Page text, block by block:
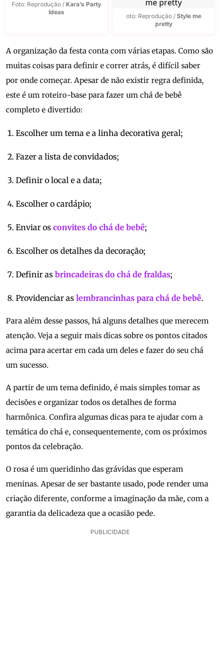
Foto: Reprodução / Kara’s Party
Ideas
oto: Reprodução / Style me
pretty
A organização da festa conta com várias etapas. Como são
muitas coisas para definir e correr atrás, é difícil saber
por onde começar. Apesar de não existir regra definida,
este é um roteiro-base para fazer um chá de bebê
completo e divertido:
Escolher um tema e a linha decorativa geral;
Fazer a lista de convidados;
Definir o local e a data;
Escolher o cardápio;
Enviar os convites do chá de bebê;
Escolher os detalhes da decoração;
Definir as brincadeiras do chá de fraldas;
Providenciar as lembrancinhas para chá de bebê.
Para além desse passos, há alguns detalhes que merecem
atenção. Veja a seguir mais dicas sobre os pontos citados
acima para acertar em cada um deles e fazer do seu chá
um sucesso.
A partir de um tema definido, é mais simples tomar as
decisões e organizar todos os detalhes de forma
harmônica. Confira algumas dicas para te ajudar com a
temática do chá e, consequentemente, com os próximos
pontos da celebração.
O rosa é um queridinho das grávidas que esperam
meninas. Apesar de ser bastante usado, pode render uma
criação diferente, conforme a imaginação da mãe, com a
garantia da delicadeza que a ocasião pede.
PUBLICIDADE